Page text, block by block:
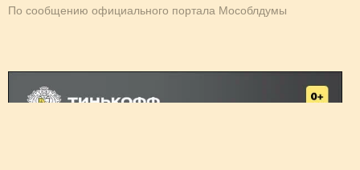
По сообщению официального портала Мособлдумы